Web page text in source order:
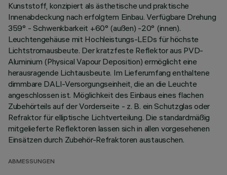
Kunststoff, konzipiert als ästhetische und praktische
Innenabdeckung nach erfolgtem Einbau. Verfügbare Drehung
359° - Schwenkbarkeit +60° (außen) -20° (innen).
Leuchtengehäuse mit Hochleistungs-LEDs für höchste
Lichtstromausbeute. Der kratzfeste Reflektor aus PVD-
Aluminium (Physical Vapour Deposition) ermöglicht eine
herausragende Lichtausbeute. Im Lieferumfang enthaltene
dimmbare DALI-Versorgungseinheit, die an die Leuchte
angeschlossen ist. Möglichkeit des Einbaus eines flachen
Zubehörteils auf der Vorderseite - z. B. ein Schutzglas oder
Refraktor für elliptische Lichtverteilung. Die standardmäßig
mitgelieferte Reflektoren lassen sich in allen vorgesehenen
Einsätzen durch Zubehör-Refraktoren austauschen.
ABMESSUNGEN